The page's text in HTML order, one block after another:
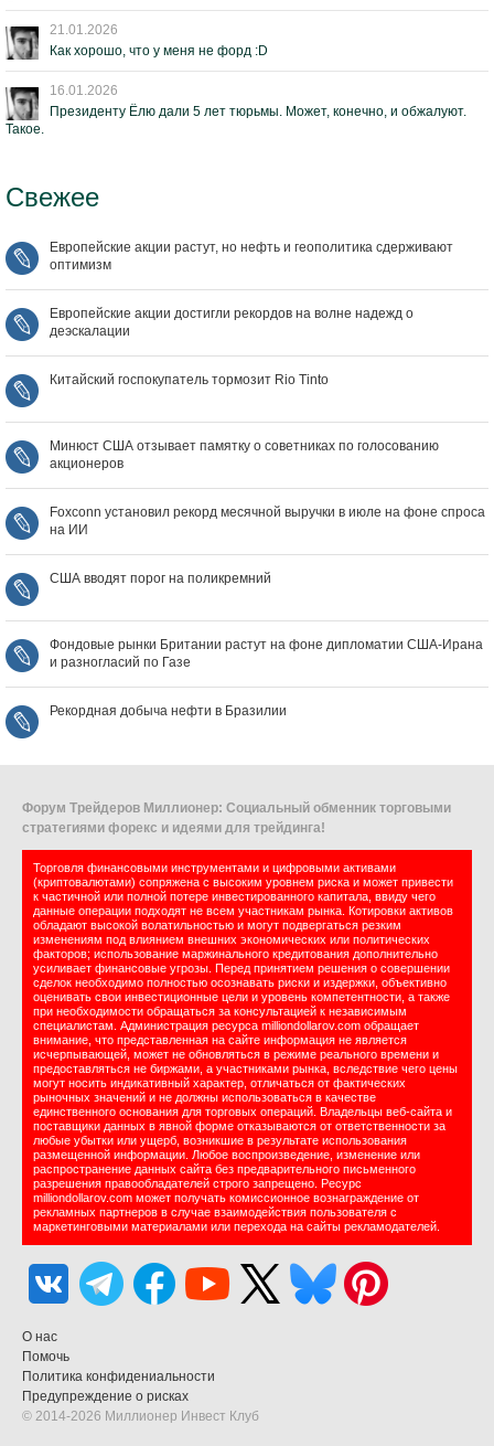
21.01.2026
Как хорошо, что у меня не форд :D
16.01.2026
Президенту Ёлю дали 5 лет тюрьмы. Может, конечно, и обжалуют.
Такое.
Свежее
Европейские акции растут, но нефть и геополитика сдерживают
оптимизм
Европейские акции достигли рекордов на волне надежд о
деэскалации
Китайский госпокупатель тормозит Rio Tinto
Минюст США отзывает памятку о советниках по голосованию
акционеров
Foxconn установил рекорд месячной выручки в июле на фоне спроса
на ИИ
США вводят порог на поликремний
Фондовые рынки Британии растут на фоне дипломатии США‑Ирана
и разногласий по Газе
Рекордная добыча нефти в Бразилии
Форум Трейдеров Миллионер: Социальный обменник торговыми
стратегиями форекс и идеями для трейдинга!
Торговля финансовыми инструментами и цифровыми активами
(криптовалютами) сопряжена с высоким уровнем риска и может привести
к частичной или полной потере инвестированного капитала, ввиду чего
данные операции подходят не всем участникам рынка. Котировки активов
обладают высокой волатильностью и могут подвергаться резким
изменениям под влиянием внешних экономических или политических
факторов; использование маржинального кредитования дополнительно
усиливает финансовые угрозы. Перед принятием решения о совершении
сделок необходимо полностью осознавать риски и издержки, объективно
оценивать свои инвестиционные цели и уровень компетентности, а также
при необходимости обращаться за консультацией к независимым
специалистам. Администрация ресурса milliondollarov.com обращает
внимание, что представленная на сайте информация не является
исчерпывающей, может не обновляться в режиме реального времени и
предоставляться не биржами, а участниками рынка, вследствие чего цены
могут носить индикативный характер, отличаться от фактических
рыночных значений и не должны использоваться в качестве
единственного основания для торговых операций. Владельцы веб-сайта и
поставщики данных в явной форме отказываются от ответственности за
любые убытки или ущерб, возникшие в результате использования
размещенной информации. Любое воспроизведение, изменение или
распространение данных сайта без предварительного письменного
разрешения правообладателей строго запрещено. Ресурс
milliondollarov.com может получать комиссионное вознаграждение от
рекламных партнеров в случае взаимодействия пользователя с
маркетинговыми материалами или перехода на сайты рекламодателей.
О нас
Помочь
Политика конфидениальности
Предупреждение о рисках
© 2014-2026 Миллионер Инвест Клуб